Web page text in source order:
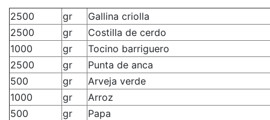
2500 gr
Gallina criolla
2500
gr
Costilla de cerdo
1000
gr
Tocino barriguero
2500
gr
Punta de anca
500
gr
Arveja verde
1000
gr
Arroz
500
gr
Papa